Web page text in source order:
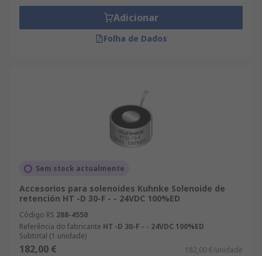
Adicionar
Folha de Dados
Sem stock actualmente
Accesorios para solenoides Kuhnke Solenoide de
retención HT -D 30-F - - 24VDC 100%ED
Código RS 288-4550
Referência do fabricante HT -D 30-F - - 24VDC 100%ED
Subtotal (1 unidade)
182,00 € 182,00 €/unidade